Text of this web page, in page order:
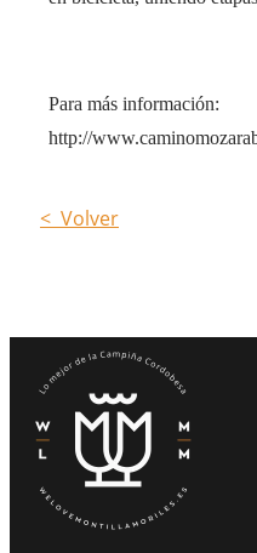
Para más información:
http://
< Volver